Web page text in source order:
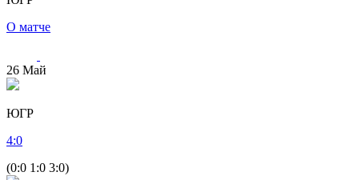
О матче
26 Май
ЮГР
4:0
(0:0 1:0 3:0)